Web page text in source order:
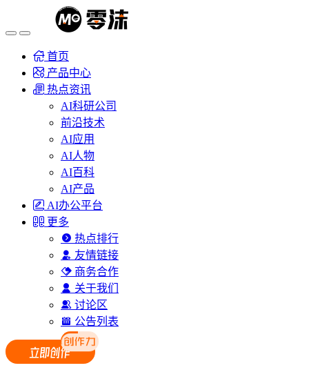
首页
产品中心
热点资讯
AI科研公司
前沿技术
AI应用
AI人物
AI百科
AI产品
AI办公平台
更多
热点排行
友情链接
商务合作
关于我们
讨论区
公告列表